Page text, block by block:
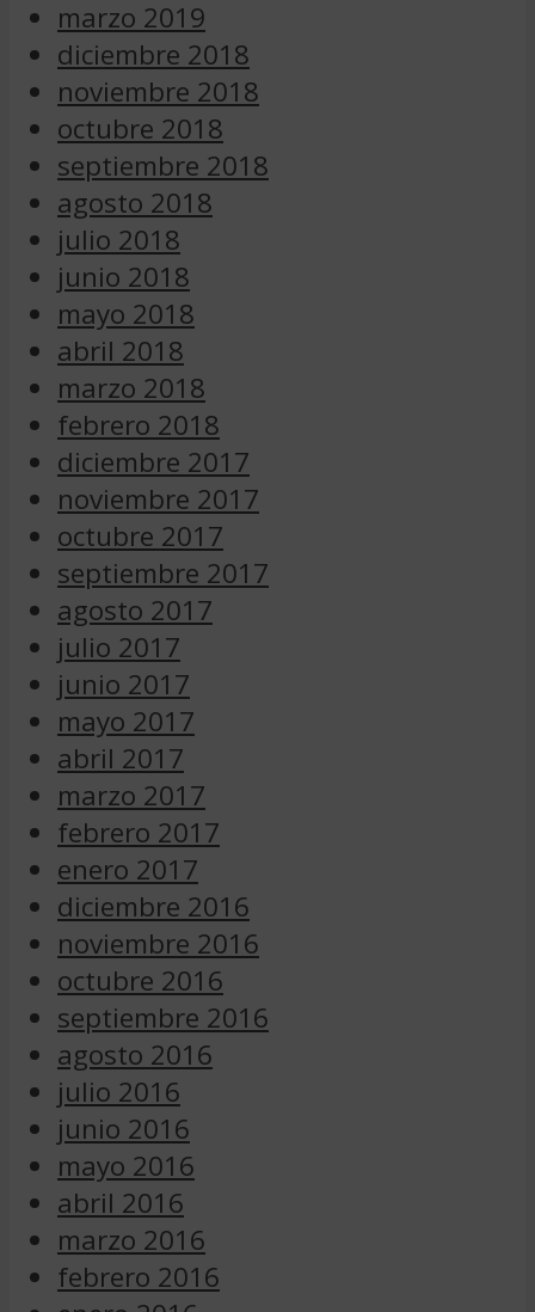
marzo 2019
diciembre 2018
noviembre 2018
octubre 2018
septiembre 2018
agosto 2018
julio 2018
junio 2018
mayo 2018
abril 2018
marzo 2018
febrero 2018
diciembre 2017
noviembre 2017
octubre 2017
septiembre 2017
agosto 2017
julio 2017
junio 2017
mayo 2017
abril 2017
marzo 2017
febrero 2017
enero 2017
diciembre 2016
noviembre 2016
octubre 2016
septiembre 2016
agosto 2016
julio 2016
junio 2016
mayo 2016
abril 2016
marzo 2016
febrero 2016